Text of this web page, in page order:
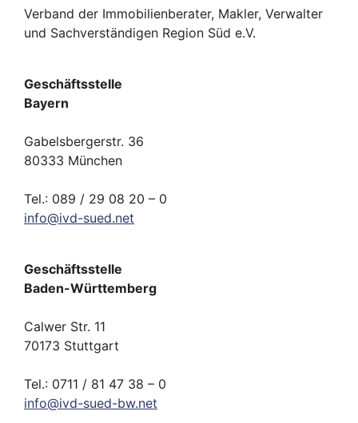
Verband der Immobilienberater, Makler, Verwalter
und Sachverständigen Region Süd e.V.
Geschäftsstelle
Bayern
Gabelsbergerstr. 36
80333 München
Tel.: 089 / 29 08 20 – 0
info@ivd-sued.net
Geschäftsstelle
Baden-Württemberg
Calwer Str. 11
70173 Stuttgart
Tel.: 0711 / 81 47 38 – 0
info@ivd-sued-bw.net